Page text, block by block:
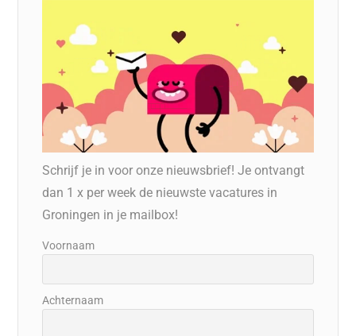
Schrijf je in voor onze nieuwsbrief! Je ontvangt
dan 1 x per week de nieuwste vacatures in
Groningen in je mailbox!
Voornaam
Achternaam